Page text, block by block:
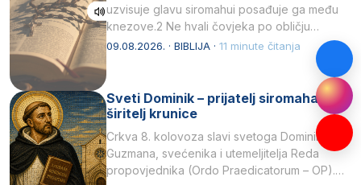
uzvisuje glavu siromahui posađuje ga među
knezove.2 Ne hvali čovjeka po obličju
njegovui…
09.08.2026. · BIBLIJA · 11 minute čitanja
Sveti Dominik – prijatelj siromaha i
širitelj krunice
Crkva 8. kolovoza slavi svetoga Dominika
Guzmana, svećenika i utemeljitelja Reda
propovjednika (Ordo Praedicatorum – OP).